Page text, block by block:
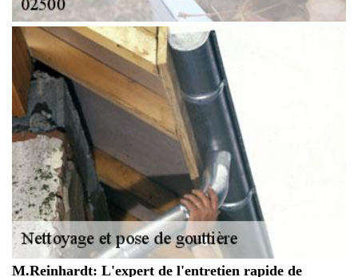
M.Reinhardt: L'expert de l'entretien rapide de